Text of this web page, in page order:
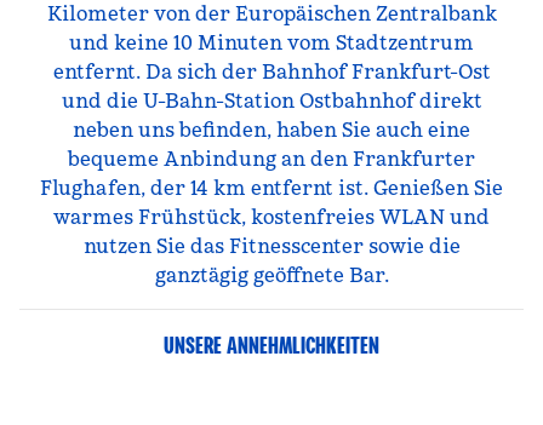
Kilometer von der Europäischen Zentralbank
und keine 10 Minuten vom Stadtzentrum
entfernt. Da sich der Bahnhof Frankfurt-Ost
und die U-Bahn-Station Ostbahnhof direkt
neben uns befinden, haben Sie auch eine
bequeme Anbindung an den Frankfurter
Flughafen, der 14 km entfernt ist. Genießen Sie
warmes Frühstück, kostenfreies WLAN und
nutzen Sie das Fitnesscenter sowie die
ganztägig geöffnete Bar.
UNSERE ANNEHMLICHKEITEN